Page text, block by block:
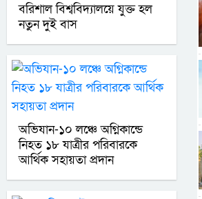
বরিশাল বিশ্ববিদ্যালয়ে যুক্ত হল
নতুন দুই বাস
অভিযান-১০ লঞ্চে অগ্নিকান্ডে
নিহত ১৮ যাত্রীর পরিবারকে
আর্থিক সহায়তা প্রদান